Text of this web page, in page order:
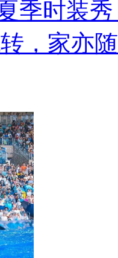
季时装
，家亦